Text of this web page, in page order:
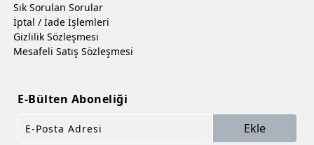
Sık Sorulan Sorular
İptal / İade İşlemleri
Gizlilik Sözleşmesi
Mesafeli Satış Sözleşmesi
E-Bülten Aboneliği
Ekle